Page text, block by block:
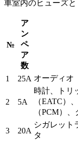
車室内のヒューズと
№
ア
ン
ペ
ア
数
1 25A オーディオ
2 5A
時計、トリ
（EATC）
（PCM）
3 20A
シガレット
タ